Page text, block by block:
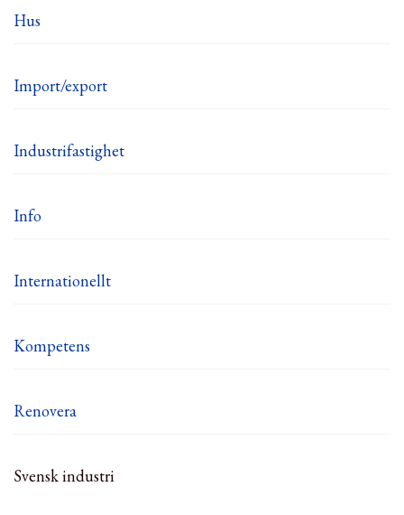
Hus
Import/export
Industrifastighet
Info
Internationellt
Kompetens
Renovera
Svensk industri